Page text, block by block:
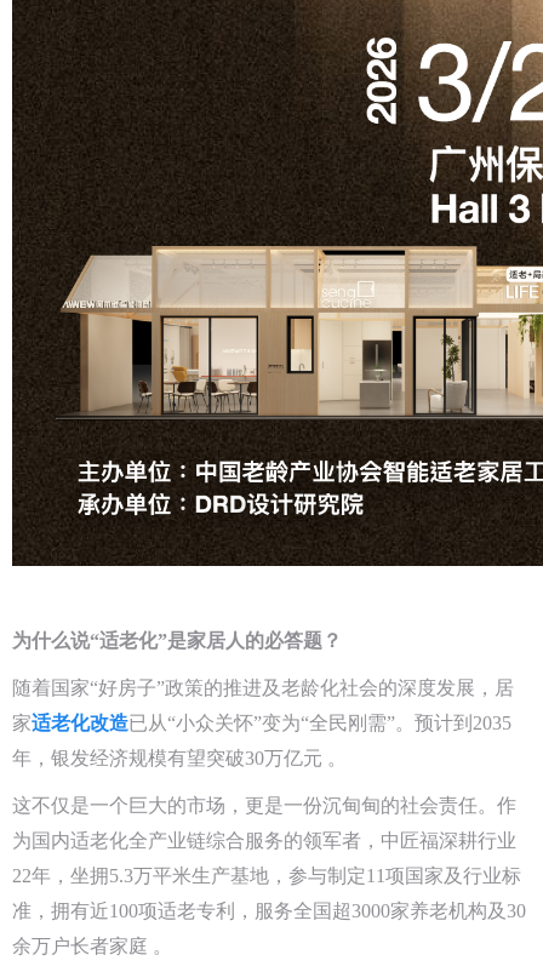
为什么说“适老化”是家居人的必答题？
随着国家“好房子”政策的推进及老龄化社会的深度发展，居
家适老化改造已从“小众关怀”变为“全民刚需”。预计到2035
年，银发经济规模有望突破30万亿元 。
这不仅是一个巨大的市场，更是一份沉甸甸的社会责任。作
为国内适老化全产业链综合服务的领军者，中匠福深耕行业
22年，坐拥5.3万平米生产基地，参与制定11项国家及行业标
准，拥有近100项适老专利，服务全国超3000家养老机构及30
余万户长者家庭 。